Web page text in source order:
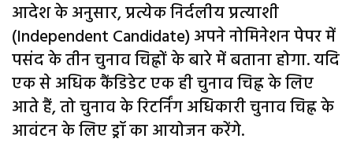
आदेश के अनुसार, प्रत्येक निर्दलीय प्रत्याशी
(Independent Candidate) अपने नोमिनेशन पेपर में
पसंद के तीन चुनाव चिह्नों के बारे में बताना होगा. यदि
एक से अधिक कैंडिडेट एक ही चुनाव चिह्न के लिए
आते हैं, तो चुनाव के रिटर्निंग अधिकारी चुनाव चिह्न के
आवंटन के लिए ड्रॉ का आयोजन करेंगे.